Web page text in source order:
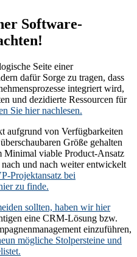
Software-
Seite einer
dafür Sorge zu tragen, dass
integriert wird,
und dezidierte Ressourcen für
Sie hier nachlesen.
aufgrund von Verfügbarkeiten
Größe gehalten
Minimal viable Product-Ansatz
und nach weiter entwickelt
Projektansatz bei
zu finde.
sollten, haben wir hier
eine CRM-Lösung bzw.
einzuführen,
mögliche Stolpersteine und